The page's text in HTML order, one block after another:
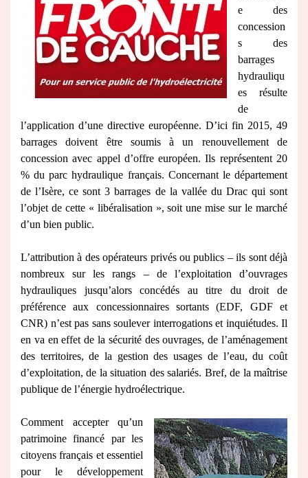
e des
concession
s des
barrages
hydrauliqu
es résulte
de
l’application d’une directive européenne. D’ici fin 2015, 49
barrages doivent être soumis à un renouvellement de
concession avec appel d’offre européen. Ils représentent 20
% du parc hydraulique français. Concernant le département
de l’Isère, ce sont 3 barrages de la vallée du Drac qui sont
l’objet de cette « libéralisation », soit une mise sur le marché
d’un bien public.
L’attribution à des opérateurs privés ou publics – ils sont déjà
nombreux sur les rangs – de l’exploitation d’ouvrages
hydrauliques jusqu’alors concédés au titre du droit de
préférence aux concessionnaires sortants (EDF, GDF et
CNR) n’est pas sans soulever interrogations et inquiétudes. Il
en va en effet de la sécurité des ouvrages, de l’aménagement
des territoires, de la gestion des usages de l’eau, du coût
d’exploitation, de la situation des salariés. Bref, de la maîtrise
publique de l’énergie hydroélectrique.
Comment accepter qu’un
patrimoine financé par les
citoyens français et essentiel
pour le développement